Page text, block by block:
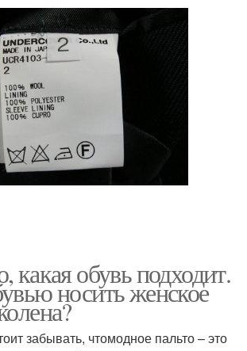
какая обувь подходит.
носить женское
забывать, чтомодное пальто – это